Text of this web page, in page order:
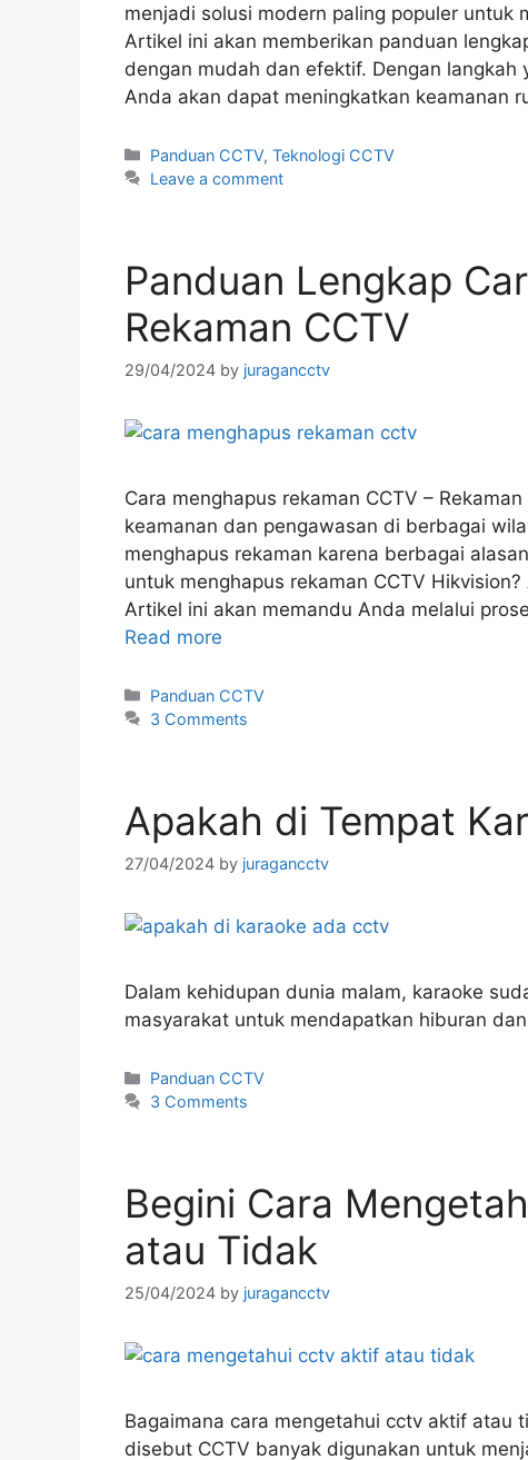
menjadi solusi modern paling populer untuk
Artikel ini akan memberikan panduan
dengan mudah dan efektif. Dengan
Anda akan dapat meningkatkan keamanan
Panduan CCTV,Teknologi CCTV
Leave a comment
Panduan Lengkap
Rekaman CCTV
29/04/2024 by juragancctv
Cara menghapus rekaman CCTV –
keamanan dan pengawasan di berbagai
menghapus rekaman karena berbagai
untuk menghapus rekaman CCTV
Artikel ini akan memandu Anda melalui
Read more
Panduan CCTV
3 Comments
Apakah di Tempat
27/04/2024 by juragancctv
Dalam kehidupan dunia malam, karaoke
masyarakat untuk mendapatkan hiburan
Panduan CCTV
3 Comments
Begini Cara
atau Tidak
25/04/2024 by juragancctv
Bagaimana cara mengetahui cctv aktif atau
disebut CCTV banyak digunakan untuk